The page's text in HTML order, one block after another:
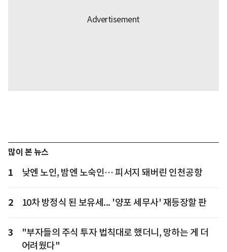
많이 본 뉴스
1 낮엔 노인, 밤엔 노숙인… 피서지 돼버린 인천공항
2 10차 방정식 된 보유세... '양포 세무사' 재등장할 판
3
"부자들의 주식 투자 법칙대로 했더니, 망하는 게 더
어려웠다"